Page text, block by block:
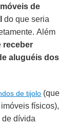
de
do que seria
Além
receber
aluguéis dos
de tijolo (que
físicos),
de dívida